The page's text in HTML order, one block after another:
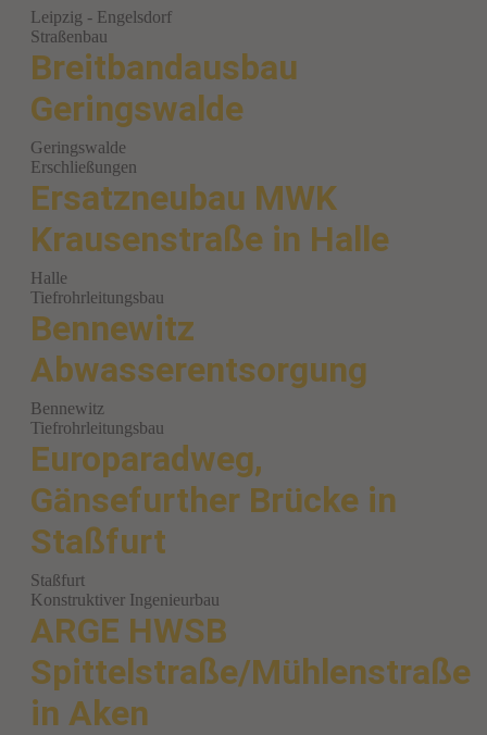
Leipzig - Engelsdorf
Straßenbau
Breitbandausbau
Geringswalde
Geringswalde
Erschließungen
Ersatzneubau MWK
Krausenstraße in Halle
Halle
Tiefrohrleitungsbau
Bennewitz
Abwasserentsorgung
Bennewitz
Tiefrohrleitungsbau
Europaradweg,
Gänsefurther Brücke in
Staßfurt
Staßfurt
Konstruktiver Ingenieurbau
ARGE HWSB
Spittelstraße/Mühlenstraße
in Aken